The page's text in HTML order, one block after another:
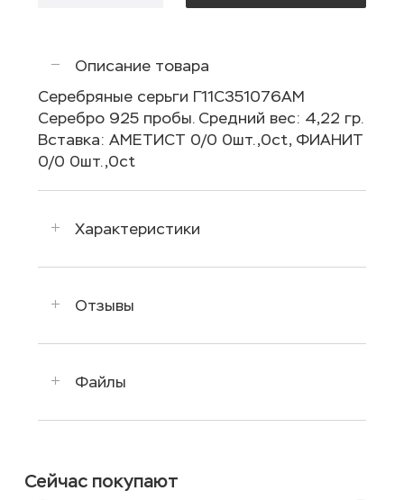
Описание товара
Серебряные серьги Г11С351076AM
Серебро 925 пробы. Средний вес: 4,22 гр.
Вставка: АМЕТИСТ 0/0 0шт.,0ct, ФИАНИТ
0/0 0шт.,0ct
Характеристики
Отзывы
Файлы
Сейчас покупают